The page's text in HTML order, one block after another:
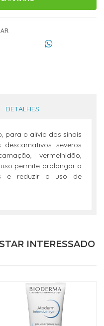
DETALHES
para o alívio dos sinais
severos
vermelhidão,
permite prolongar o
e reduzir o uso de
INTERESSADO